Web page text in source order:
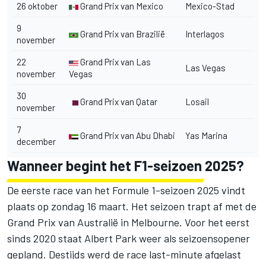
26 oktober Grand Prix van Mexico Mexico-Stad
9
november
Grand Prix van Brazilië Interlagos
22
november
Grand Prix van Las
Vegas
Las Vegas
30
november
Grand Prix van Qatar Losail
7
december
Grand Prix van Abu Dhabi Yas Marina
Wanneer begint het F1-seizoen 2025?
De eerste race van het Formule 1-seizoen 2025 vindt
plaats op zondag 16 maart. Het seizoen trapt af met de
Grand Prix van Australië in Melbourne. Voor het eerst
sinds 2020 staat Albert Park weer als seizoensopener
gepland. Destijds werd de race last-minute afgelast